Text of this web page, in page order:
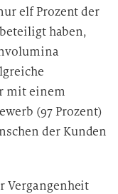
elf Prozent der
haben,
mit einem
(97 Prozent)
der Kunden
Vergangenheit